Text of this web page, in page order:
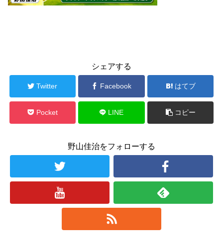
シェアする
Twitter Facebook はてブ
Pocket LINE コピー
野山佳治をフォローする